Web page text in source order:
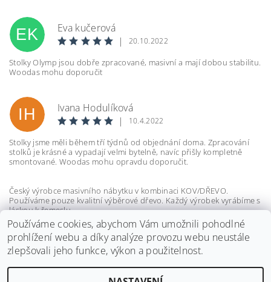
Vložením hodnocení souhlasíte s
EK
Eva kučerová
|
20.10.2022
Stolky Olymp jsou dobře zpracované, masivní a mají dobou stabilitu.
Woodas mohu doporučit
IH
Ivana Hodulíková
|
10.4.2022
Stolky jsme měli během tří týdnů od objednání doma. Zpracování
stolků je krásné a vypadají velmi bytelně, navíc přišly kompletně
smontované. Woodas mohu opravdu doporučit.
Český výrobce masivního nábytku v kombinaci KOV/DŘEVO.
Používáme pouze kvalitní výběrové dřevo. Každý výrobek vyrábíme s
láskou k řemeslu.
Používáme cookies, abychom Vám umožnili pohodlné
prohlížení webu a díky analýze provozu webu neustále
zlepšovali jeho funkce, výkon a použitelnost.